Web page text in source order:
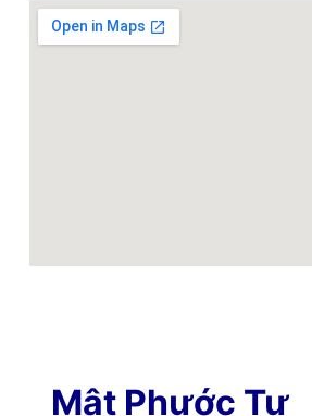
Mật Phước Tự